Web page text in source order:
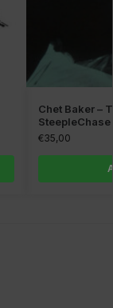
Chet Baker –
€35,00